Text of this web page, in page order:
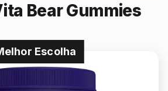
Bear Gummies
Escolha